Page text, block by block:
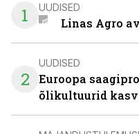
1
UUDISED
Linas Agro
2
UUDISED
Euroopa
õlikultuurid